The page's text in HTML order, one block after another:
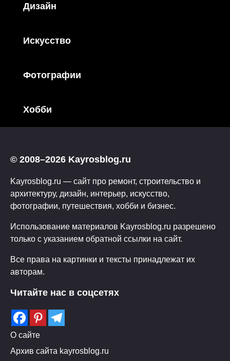
Дизайн
Искусство
Фотографии
Хобби
© 2008–2026 Kayrosblog.ru
Kayrosblog.ru — сайт про ремонт, строительство и
архитектуру, дизайн, интерьер, искусство,
фотографии, путешествия, хобби и бизнес.
Использование материалов Kayrosblog.ru разрешено
только с указанием обратной ссылки на сайт.
Все права на картинки и тексты принадлежат их
авторам.
Читайте нас в соцсетях
О сайте
Архив сайта kayrosblog.ru